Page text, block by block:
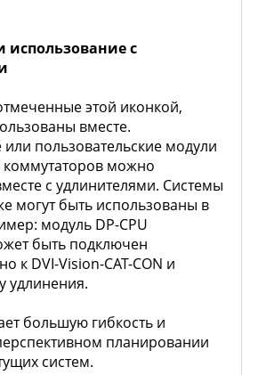
с
этой иконкой,
вместе.
пользовательские модули
можно
с удлинителями. Системы
могут быть использованы в
модуль DP-CPU
быть подключен
к DVI-Vision-CAT-CON и
удлинения.
большую гибкость и
планировании
систем.